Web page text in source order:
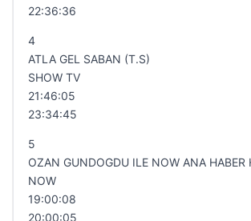
22:36:36
4
ATLA GEL SABAN (T.S)
SHOW TV
21:46:05
23:34:45
5
OZAN GUNDOGDU ILE NOW ANA HABER
NOW
19:00:08
20:00:05